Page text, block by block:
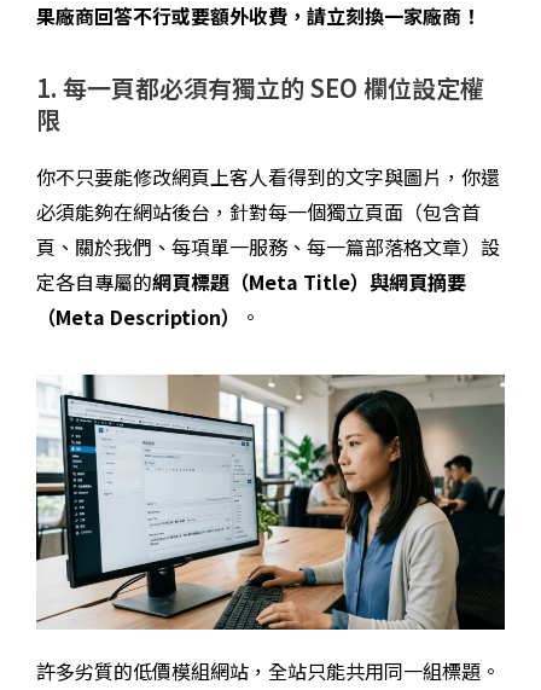
果廠商回答不行或要額外收費，請立刻換一家廠商！
1. 每一頁都必須有獨立的 SEO 欄位設定權
限
你不只要能修改網頁上客人看得到的文字與圖片，你還
必須能夠在網站後台，針對每一個獨立頁面（包含首
頁、關於我們、每項單一服務、每一篇部落格文章）設
定各自專屬的網頁標題（Meta Title）與網頁摘要
（Meta Description） 。
許多劣質的低價模組網站，全站只能共用同一組標題。